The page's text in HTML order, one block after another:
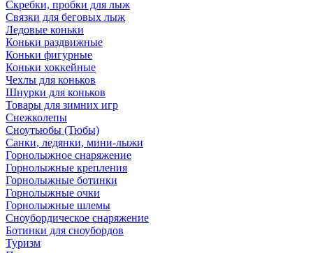
Скребки, пробки для лыж
Связки для беговых лыж
Ледовые коньки
Коньки раздвижные
Коньки фигурные
Коньки хоккейные
Чехлы для коньков
Шнурки для коньков
Товары для зимних игр
Снежколепы
Сноутьюбы (Тюбы)
Санки, ледянки, мини-лыжи
Горнолыжное снаряжение
Горнолыжные крепления
Горнолыжные ботинки
Горнолыжные очки
Горнолыжные шлемы
Сноубордическое снаряжение
Ботинки для сноубордов
Туризм